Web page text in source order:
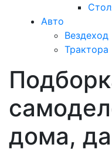
Авто
Вездеход
Трактора
Закрыть
меню
дома,